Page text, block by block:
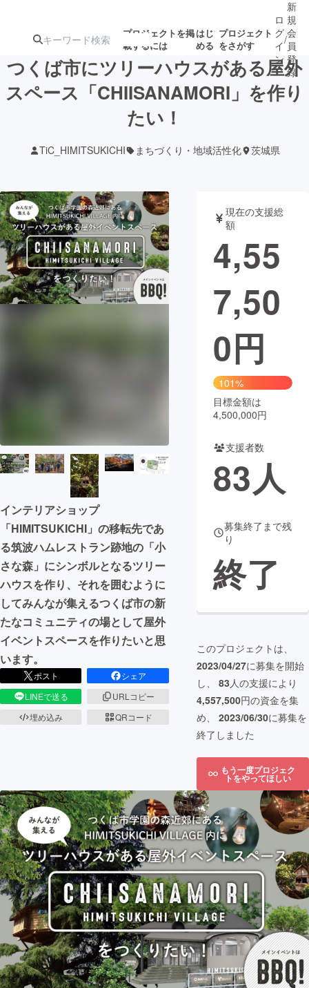
プロジェクトを掲
載するには
はじ
める
プロジェクト
をさがす
注目の新着プロ 募集終了が近いプ
テクノロジー・ガジェット
映像・映画 書籍・雑誌
ビジネス・起業 チャレンジ
CAMPFIRE Creation
コミュニティ
ロ
グ
イ
ン
/
新
規
会
員
登
録
つくば市にツリーハウスがある屋外
スペース「CHIISANAMORI」を作り
たい！
TiC_HIMITSUKICHI まちづくり・地域活性化 茨城県
インテリアショップ
「HIMITSUKICHI」の移転先であ
る筑波ハムレストラン跡地の「小
さな森」にシンボルとなるツリー
ハウスを作り、それを囲むように
してみんなが集えるつくば市の新
たなコミュニティの場として屋外
イベントスペースを作りたいと思
います。
ポスト
シェア
LINEで送る
URLコピー
埋め込み
QRコード
現在の支援総
額
4,55
7,50
0円
101%
目標金額は
4,500,000円
支援者数
83人
募集終了まで残
り
終了
このプロジェクトは、
2023/04/27に募集を開始
し、 83人の支援により
4,557,500円の資金を集
め、 2023/06/30に募集を
終了しました
もう一度プロジェク
トをやってほしい